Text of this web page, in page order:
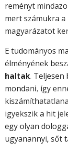
reményt
mert számukra
magyarázatot
E tudományos
élményének
haltak. Teljesen
mondani, így
igyekszik a hit
egy olyan
ugyanannyi, sőt